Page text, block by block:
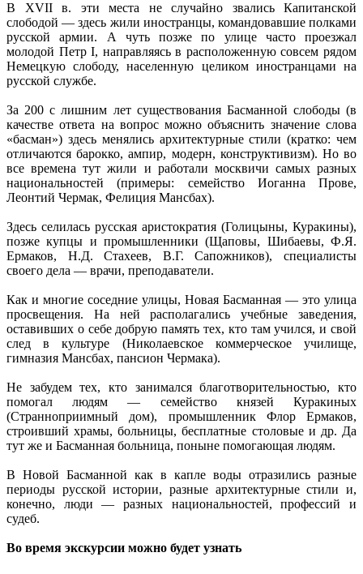
В XVII в. эти места не случайно звались Капитанской
слободой — здесь жили иностранцы, командовавшие полками
русской армии. А чуть позже по улице часто проезжал
молодой Петр I, направляясь в расположенную совсем рядом
Немецкую слободу, населенную целиком иностранцами на
русской службе.
За 200 с лишним лет существования Басманной слободы (в
качестве ответа на вопрос можно объяснить значение слова
«басман») здесь менялись архитектурные стили (кратко: чем
отличаются барокко, ампир, модерн, конструктивизм). Но во
все времена тут жили и работали москвичи самых разных
национальностей (примеры: семейство Иоганна Прове,
Леонтий Чермак, Фелиция Мансбах).
Здесь селилась русская аристократия (Голицыны, Куракины),
позже купцы и промышленники (Щаповы, Шибаевы, Ф.Я.
Ермаков, Н.Д. Стахеев, В.Г. Сапожников), специалисты
своего дела — врачи, преподаватели.
Как и многие соседние улицы, Новая Басманная — это улица
просвещения. На ней располагались учебные заведения,
оставивших о себе добрую память тех, кто там учился, и свой
след в культуре (Николаевское коммерческое училище,
гимназия Мансбах, пансион Чермака).
Не забудем тех, кто занимался благотворительностью, кто
помогал людям — семейство князей Куракиных
(Странноприимный дом), промышленник Флор Ермаков,
строивший храмы, больницы, бесплатные столовые и др. Да
тут же и Басманная больница, поныне помогающая людям.
В Новой Басманной как в капле воды отразились разные
периоды русской истории, разные архитектурные стили и,
конечно, люди — разных национальностей, профессий и
судеб.
Во время экскурсии можно будет узнать